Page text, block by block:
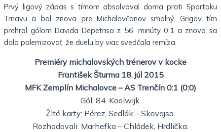
Prvý ligový zápas s tímom absolvoval doma proti Spartaku
Trnavu a bol znova pre Michalovčanov smolný. Grigov tím
prehral gólom Davida Depetrisa z 56. minúty 0:1 a znova sa
dalo polemizovať, že duelu by viac svedčala remíza.
Premiéry michalovských trénerov v kocke
František Šturma 18. júl 2015
MFK Zemplín Michalovce – AS Trenčín 0:1 (0:0)
Gól: 84. Koolwijk.
Žlté karty: Pérez, Sedlák – Skovajsa.
Rozhodovali: Marhefka – Chládek, Hrdlička.